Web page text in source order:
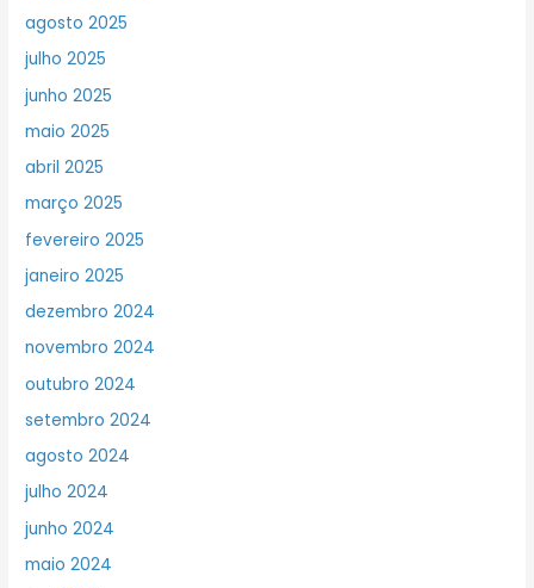
agosto 2025
julho 2025
junho 2025
maio 2025
abril 2025
março 2025
fevereiro 2025
janeiro 2025
dezembro 2024
novembro 2024
outubro 2024
setembro 2024
agosto 2024
julho 2024
junho 2024
maio 2024